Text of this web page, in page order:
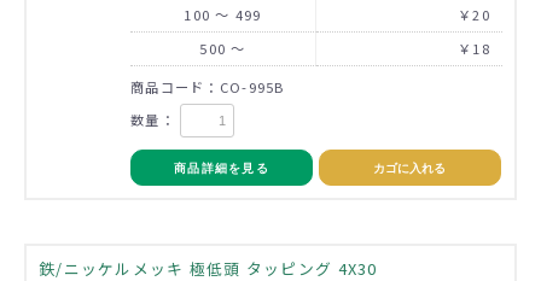
100 ～ 499
￥20
500 ～
￥18
商品コード：CO-995B
数量：
商品詳細を見る カゴに入れる
鉄/ニッケルメッキ 極低頭 タッピング 4X30